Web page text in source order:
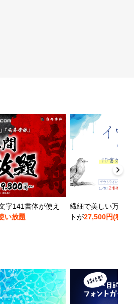
字141書体が使え
い放題
繊細で美しい万年
トが27,500円(税込)